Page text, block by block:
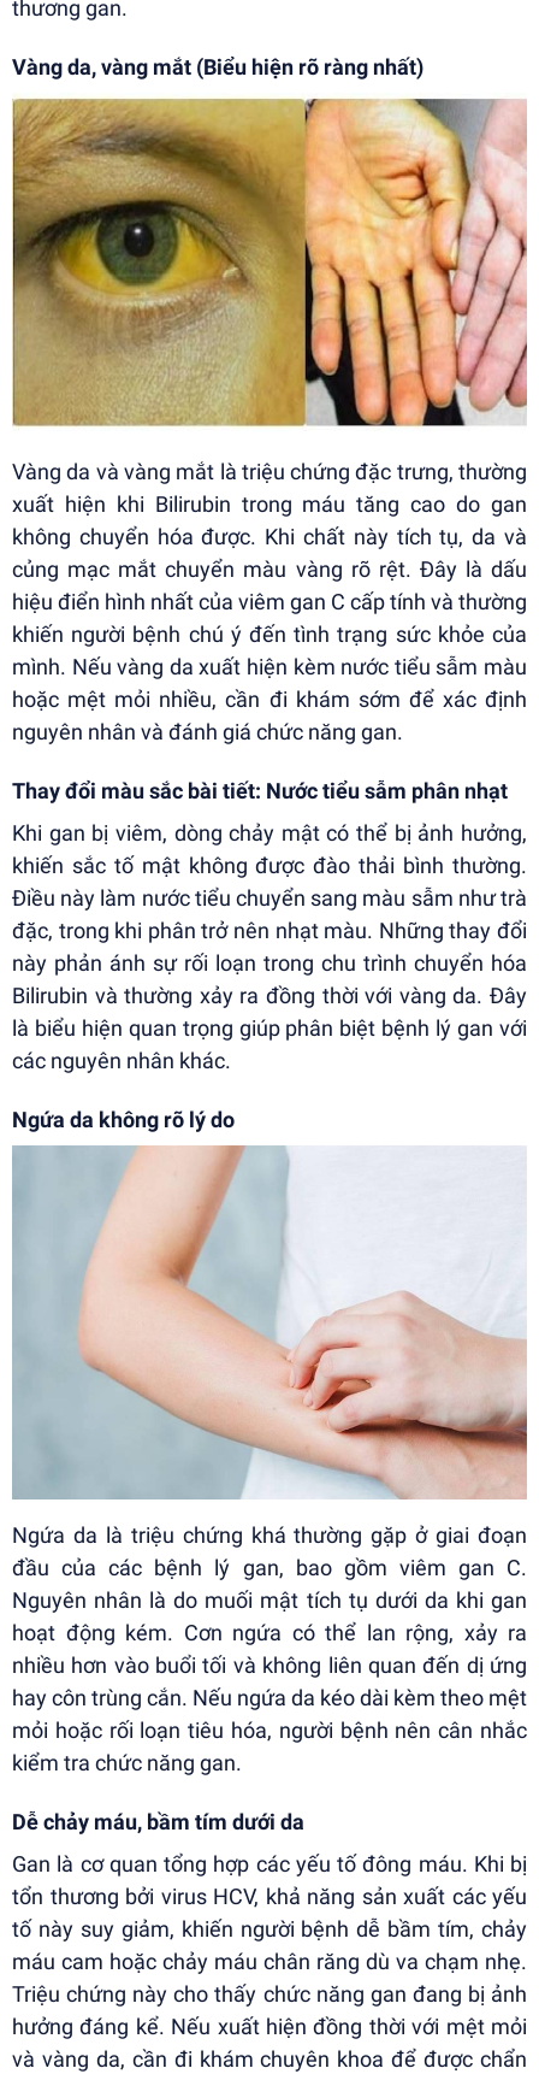
thương gan.
Vàng da, vàng mắt (Biểu hiện rõ ràng nhất)
Vàng da và vàng mắt là triệu chứng đặc trưng, thường
xuất hiện khi Bilirubin trong máu tăng cao do gan
không chuyển hóa được. Khi chất này tích tụ, da và
củng mạc mắt chuyển màu vàng rõ rệt. Đây là dấu
hiệu điển hình nhất của viêm gan C cấp tính và thường
khiến người bệnh chú ý đến tình trạng sức khỏe của
mình. Nếu vàng da xuất hiện kèm nước tiểu sẫm màu
hoặc mệt mỏi nhiều, cần đi khám sớm để xác định
nguyên nhân và đánh giá chức năng gan.
Thay đổi màu sắc bài tiết: Nước tiểu sẫm phân nhạt
Khi gan bị viêm, dòng chảy mật có thể bị ảnh hưởng,
khiến sắc tố mật không được đào thải bình thường.
Điều này làm nước tiểu chuyển sang màu sẫm như trà
đặc, trong khi phân trở nên nhạt màu. Những thay đổi
này phản ánh sự rối loạn trong chu trình chuyển hóa
Bilirubin và thường xảy ra đồng thời với vàng da. Đây
là biểu hiện quan trọng giúp phân biệt bệnh lý gan với
các nguyên nhân khác.
Ngứa da không rõ lý do
Ngứa da là triệu chứng khá thường gặp ở giai đoạn
đầu của các bệnh lý gan, bao gồm viêm gan C.
Nguyên nhân là do muối mật tích tụ dưới da khi gan
hoạt động kém. Cơn ngứa có thể lan rộng, xảy ra
nhiều hơn vào buổi tối và không liên quan đến dị ứng
hay côn trùng cắn. Nếu ngứa da kéo dài kèm theo mệt
mỏi hoặc rối loạn tiêu hóa, người bệnh nên cân nhắc
kiểm tra chức năng gan.
Dễ chảy máu, bầm tím dưới da
Gan là cơ quan tổng hợp các yếu tố đông máu. Khi bị
tổn thương bởi virus HCV, khả năng sản xuất các yếu
tố này suy giảm, khiến người bệnh dễ bầm tím, chảy
máu cam hoặc chảy máu chân răng dù va chạm nhẹ.
Triệu chứng này cho thấy chức năng gan đang bị ảnh
hưởng đáng kể. Nếu xuất hiện đồng thời với mệt mỏi
và vàng da, cần đi khám chuyên khoa để được chẩn